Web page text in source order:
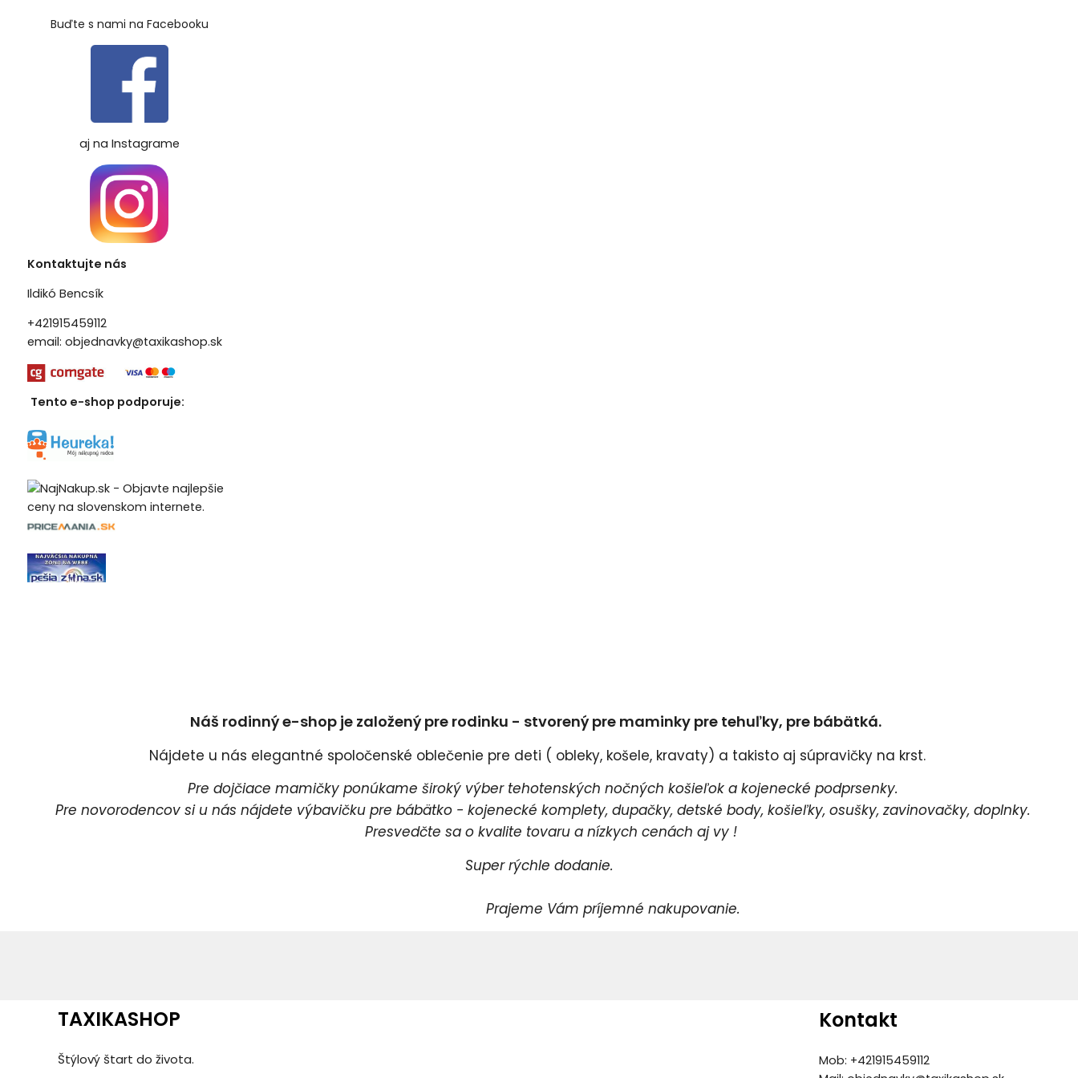
Buďte s nami na Facebooku
aj na Instagrame
Kontaktujte nás
Ildikó Bencsík
+421915459112
email: objednavky@taxikashop.sk
Tento e-shop podporuje:
Náš rodinný e-shop je založený pre rodinku - stvorený pre maminky pre tehuľky, pre bábätká.
Nájdete u nás elegantné spoločenské oblečenie pre deti ( obleky, košele, kravaty) a takisto aj súpravičky na krst.
Pre dojčiace mamičky ponúkame široký výber tehotenských nočných košieľok a kojenecké podprsenky.
Pre novorodencov si u nás nájdete výbavičku pre bábätko - kojenecké komplety, dupačky, detské body, košieľky, osušky, zavinovačky, doplnky.
Presvedčte sa o kvalite tovaru a nízkych cenách aj vy !
Super rýchle dodanie.
Prajeme Vám príjemné nakupovanie.
TAXIKASHOP
Štýlový štart do života.
Kontakt
Mob: +421915459112